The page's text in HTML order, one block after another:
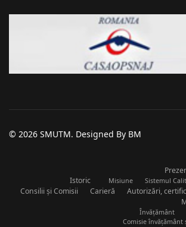
© 2026 SMUTM. Designed By BM
Istoric Misiune Sistemul
Consilii și Comisii
Carieră Autorizări,
Învățământ
Comisie